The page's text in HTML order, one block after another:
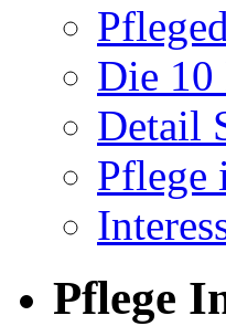
Die 10
Detail
Pflege
Pflege